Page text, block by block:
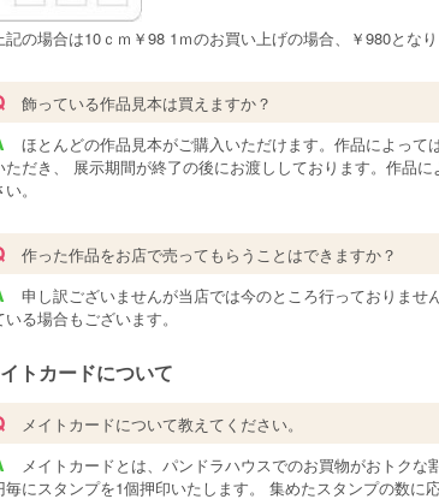
記の場合は10ｃｍ￥98 1ｍのお買い上げの場合、￥980となり
飾っている作品見本は買えますか？
ほとんどの作品見本がご購入いただけます。作品によっ
ただき、 展示期間が終了の後にお渡ししております。作品
。
作った作品をお店で売ってもらうことはできますか？
申し訳ございませんが当店では今のところ行っておりま
いる場合もございます。
トカードについて
メイトカードについて教えてください。
メイトカードとは、パンドラハウスでのお買物がおトク
毎にスタンプを1個押印いたします。 集めたスタンプの数に